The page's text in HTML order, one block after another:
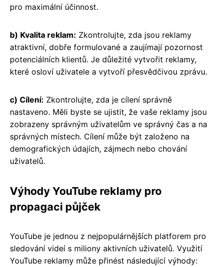
pro maximální účinnost.
b) Kvalita reklam: Zkontrolujte, zda jsou reklamy
atraktivní, dobře formulované a zaujímají pozornost
potenciálních klientů. Je důležité vytvořit reklamy,
které osloví uživatele a vytvoří přesvědčivou zprávu.
c) Cílení: Zkontrolujte, zda je cílení správně
nastaveno. Měli byste se ujistit, že vaše reklamy jsou
zobrazeny správným uživatelům ve správný čas a na
správných místech. Cílení může být založeno na
demografických údajích, zájmech nebo chování
uživatelů.
Výhody YouTube reklamy pro
propagaci půjček
YouTube je jednou z nejpopulárnějších platforem pro
sledování videí s miliony aktivních uživatelů. Využití
YouTube reklamy může přinést následující výhody: